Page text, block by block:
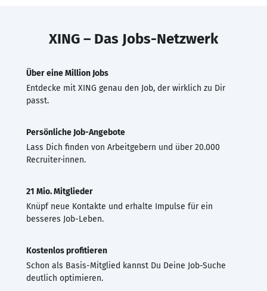
XING – Das Jobs-Netzwerk
Über eine Million Jobs
Entdecke mit XING genau den Job, der wirklich zu Dir
passt.
Persönliche Job-Angebote
Lass Dich finden von Arbeitgebern und über 20.000
Recruiter·innen.
21 Mio. Mitglieder
Knüpf neue Kontakte und erhalte Impulse für ein
besseres Job-Leben.
Kostenlos profitieren
Schon als Basis-Mitglied kannst Du Deine Job-Suche
deutlich optimieren.